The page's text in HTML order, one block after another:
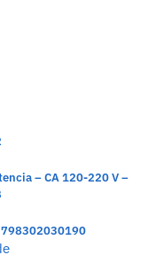
– CA 120-220 V –
798302030190